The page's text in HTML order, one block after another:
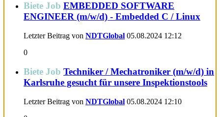
Biete Job EMBEDDED SOFTWARE
ENGINEER (m/w/d) - Embedded C / Linux
Letzter Beitrag von NDTGlobal 05.08.2024 12:12
0
Biete Job Techniker / Mechatroniker (m/w/d) in
Karlsruhe gesucht für unsere Inspektionstools
Letzter Beitrag von NDTGlobal 05.08.2024 12:10